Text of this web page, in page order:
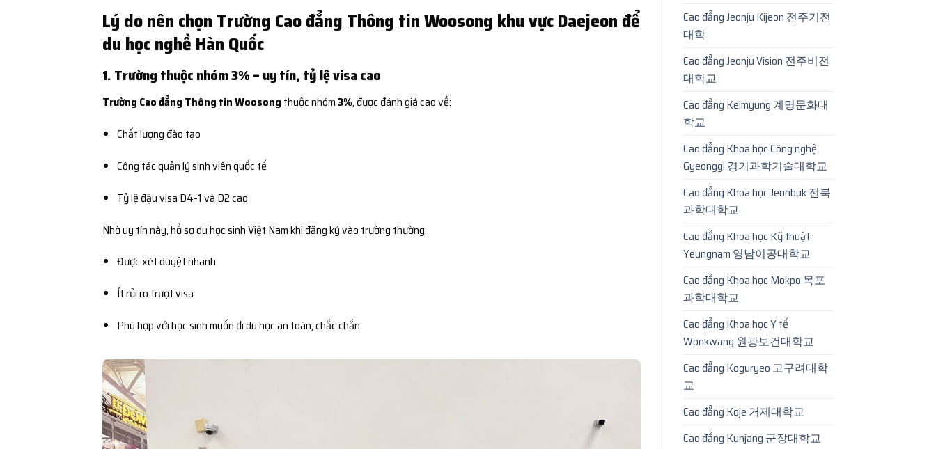
Lý do nên chọn Trường Cao đẳng Thông tin Woosong khu vực Daejeon để
du học nghề Hàn Quốc
1. Trường thuộc nhóm 3% – uy tín, tỷ lệ visa cao
Trường Cao đẳng Thông tin Woosong thuộc nhóm3%, được đánh giá cao về:
Chất lượng đào tạo
Công tác quản lý sinh viên quốc tế
Tỷ lệ đậu visa D4-1 và D2 cao
Nhờ uy tín này, hồ sơ du học sinh Việt Nam khi đăng ký vào trường thường:
Được xét duyệt nhanh
Ít rủi ro trượt visa
Phù hợp với học sinh muốn đi du học an toàn, chắc chắn
Cao đẳng Jeonju Kijeon 전주기전
대학
Cao đẳng Jeonju Vision 전주비전
대학교
Cao đẳng Keimyung 계명문화대
학교
Cao đẳng Khoa học Công nghệ
Gyeonggi 경기과학기술대학교
Cao đẳng Khoa học Jeonbuk 전북
과학대학교
Cao đẳng Khoa học Kỹ thuật
Yeungnam 영남이공대학교
Cao đẳng Khoa học Mokpo 목포
과학대학교
Cao đẳng Khoa học Y tế
Wonkwang 원광보건대학교
Cao đẳng Koguryeo 고구려대학
교
Cao đẳng Koje 거제대학교
Cao đẳng Kunjang 군장대학교